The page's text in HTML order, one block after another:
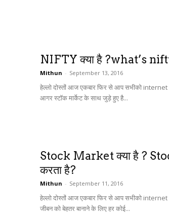
NIFTY क्या है ?what’s
Mithun - September 13, 2016
हेल्लो दोस्तों आज एकबार फिर से आप सभीको internet
आगर स्टॉक मार्केट के साथ जुड़े हुए है...
Stock Market क्या है ?
करता है?
Mithun - September 11, 2016
हेल्लो दोस्तों आज एकबार फिर से आप सभीको internet
जीबन को बेहतर बानाने के लिए हर कोई...